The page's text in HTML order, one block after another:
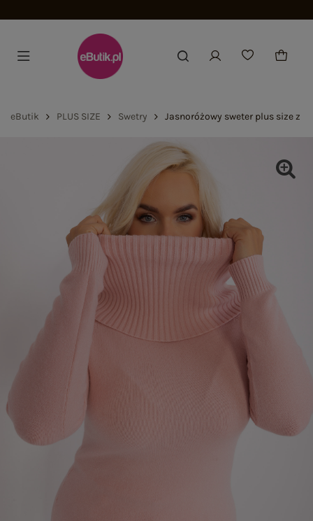
eButik PLUS SIZE Swetry Jasnoróżowy sweter plus size z